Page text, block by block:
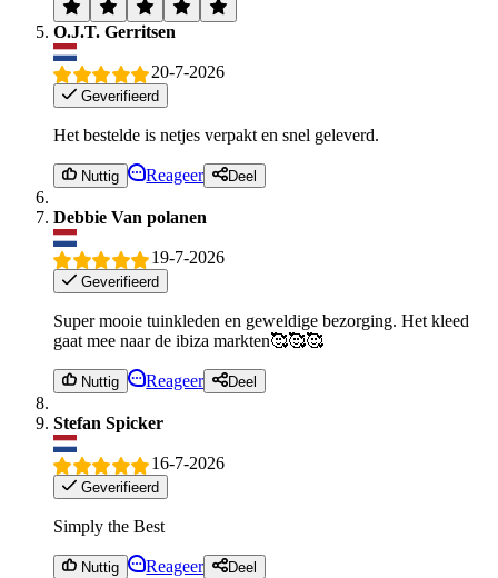
O.J.T. Gerritsen
20-7-2026
Geverifieerd
Het bestelde is netjes verpakt en snel geleverd.
Nuttig Reageer Deel
Debbie Van polanen
19-7-2026
Geverifieerd
Super mooie tuinkleden en geweldige bezorging. Het kleed
gaat mee naar de ibiza markten🥰🥰🥰
Nuttig Reageer Deel
Stefan Spicker
16-7-2026
Geverifieerd
Simply the Best
Nuttig Reageer Deel